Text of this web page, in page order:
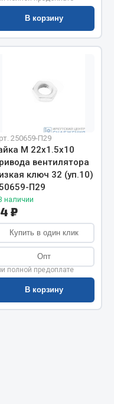
В корзину
250659-П29
М 22х1.5х10
вентилятора
ключ 32 (уп.10)
П29
наличии
₽
Купить в один клик
Опт
полной предоплате
В корзину